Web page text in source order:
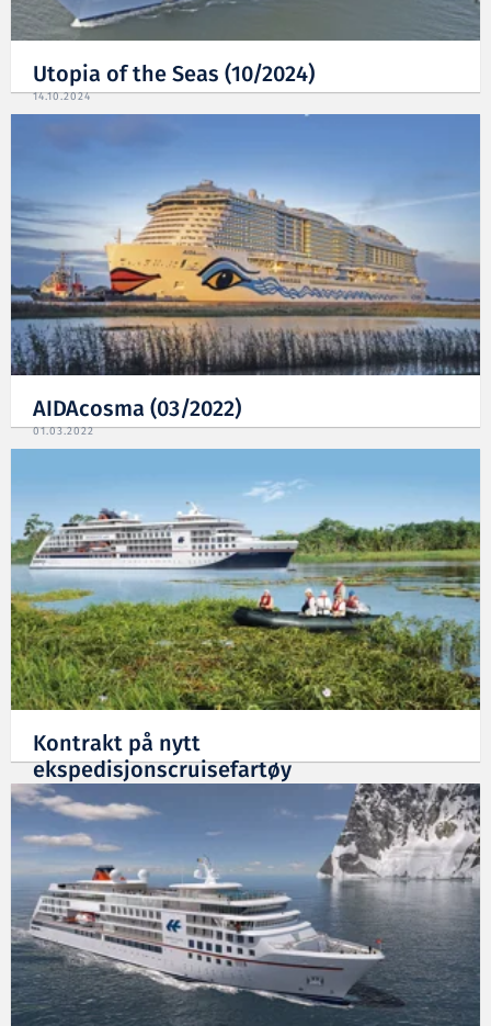
Utopia of the Seas (10/2024)
14.10.2024
AIDAcosma (03/2022)
01.03.2022
Kontrakt på nytt
ekspedisjonscruisefartøy
03.07.2018